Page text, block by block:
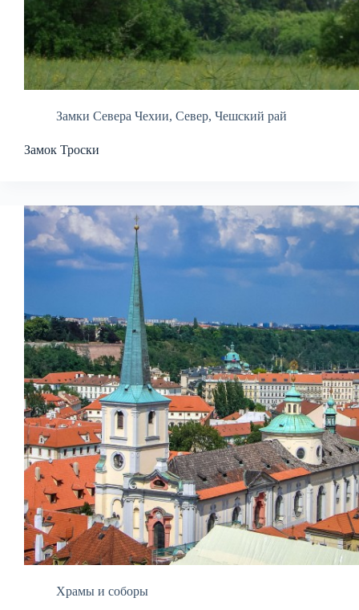
Замки Севера Чехии, Север, Чешский рай
Замок Троски
Храмы и соборы